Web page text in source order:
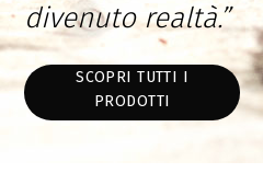
divenuto realtà.”
SCOPRI TUTTI I
PRODOTTI